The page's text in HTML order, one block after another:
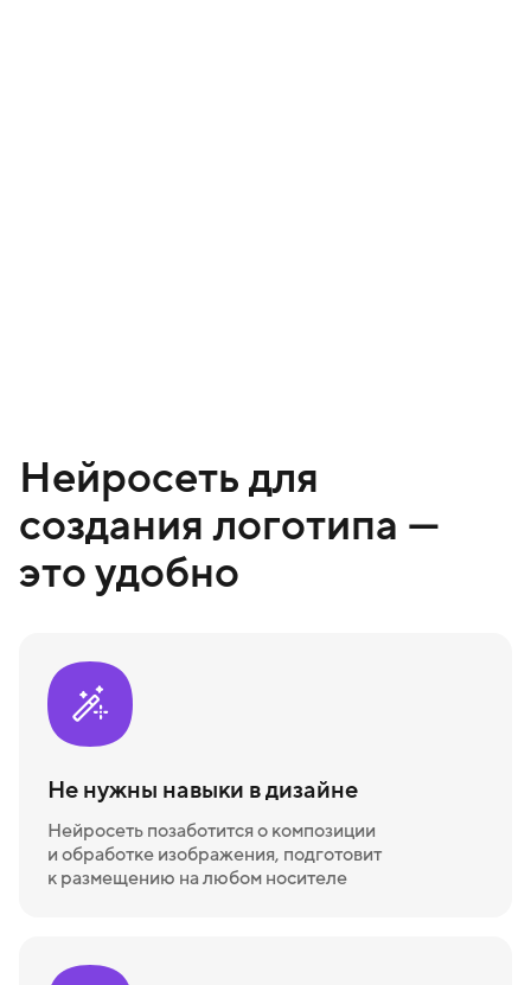
Нейросеть для
создания логотипа —
это удобно
Не нужны навыки в дизайне
Нейросеть позаботится о композиции
и обработке изображения, подготовит
к размещению на любом носителе